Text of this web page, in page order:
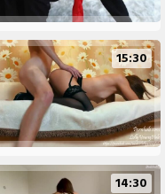
15:30
14:30